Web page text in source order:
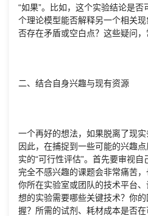
“如果”。比如，这个实验结论是
个理论模型能否解释另一个相关
否存在矛盾或空白点？这些疑问，
二、结合自身兴趣与现有资源
一个再好的想法，如果脱离了现实
因此，在捕捉到一些可能的兴趣
实的“可行性评估”。首先要审视
完全不感兴趣的课题会非常痛苦
你所在实验室或团队的技术平台
想的实验需要哪些关键技术？你
握？所需的试剂、耗材成本是否